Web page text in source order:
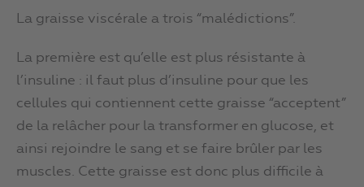
La graisse viscérale a trois “malédictions”.
La première est qu’elle est plus résistante à
l’insuline : il faut plus d’insuline pour que les
cellules qui contiennent cette graisse “acceptent”
de la relâcher pour la transformer en glucose, et
ainsi rejoindre le sang et se faire brûler par les
muscles. Cette graisse est donc plus difficile à